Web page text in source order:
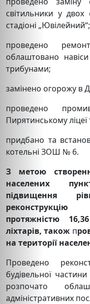
світильники у
стадіоні „Ювілейний“;
проведено
облаштовано
трибунами;
замінено огорожу в
проведено
Пирятинському
придбано та
котельні ЗОШ № 6.
З метою
населених
підвищення
протяжністю
ліхтарів, також п
на території
Проведено
будівельної
розпочато
адміністративних